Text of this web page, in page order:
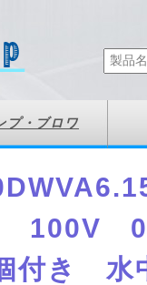
プ・ブロワ
100V
付き 水